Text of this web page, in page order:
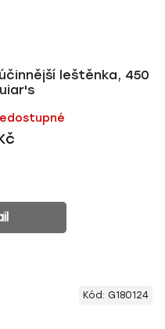
leštěnka, 450
Kód: G180124